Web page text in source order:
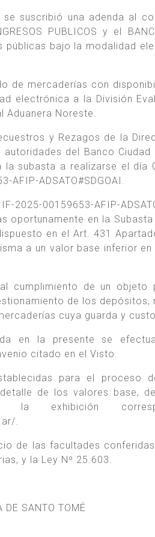
suscribió una adenda al
PUBLICOS y el
públicas bajo la modalidad
de mercaderías con
electrónica a la División
Aduanera Noreste.
y Rezagos de la
del Banco
la subasta a realizarse el
AFIP-ADSATO#SDGOAI.
2025-00159653-AFIP-
oportunamente en la
en el Art. 431
a un valor base inferior
cumplimiento de un objeto
de los
cuya guarda y
en la presente se
citado en el Visto.
para el proceso
de los valores base,
la exhibición
.
de las facultades
y la Ley Nº 25.603.
DE SANTO TOMÉ